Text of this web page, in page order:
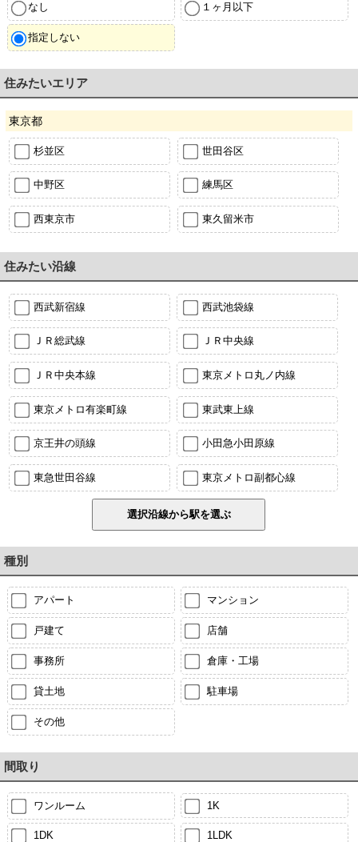
なし １ヶ月以下
指定しない
住みたいエリア
東京都
杉並区 世田谷区
中野区 練馬区
西東京市 東久留米市
住みたい沿線
西武新宿線 西武池袋線
ＪＲ総武線 ＪＲ中央線
ＪＲ中央本線 東京メトロ丸ノ内線
東京メトロ有楽町線 東武東上線
京王井の頭線 小田急小田原線
東急世田谷線 東京メトロ副都心線
種別
アパート マンション
戸建て 店舗
事務所 倉庫・工場
貸土地 駐車場
その他
間取り
ワンルーム 1K
1DK 1LDK